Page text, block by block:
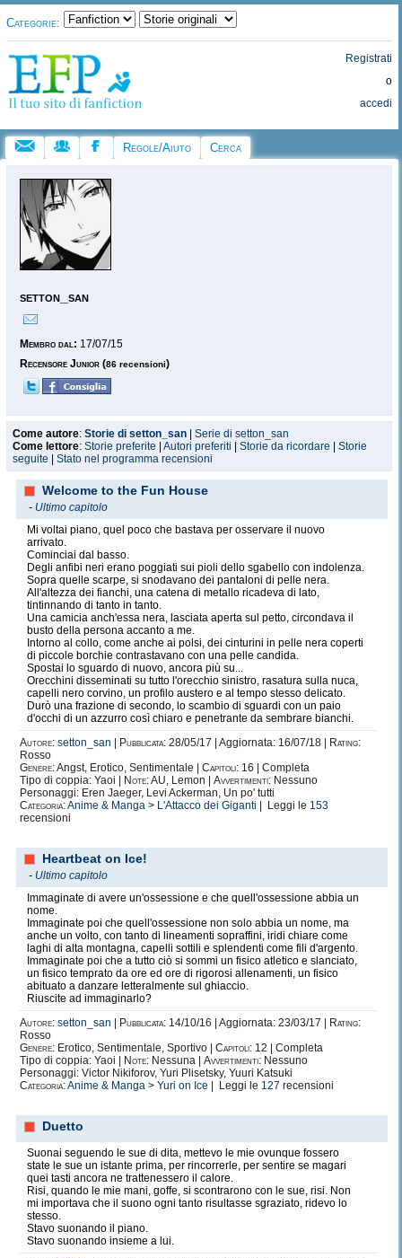
Categorie:
Registrati
o
accedi
Regole/Aiuto Cerca
setton_san
Membro dal: 17/07/15
Recensore Junior (86 recensioni)
Come autore: Storie di setton_san
Serie di setton_san
Come lettore: Storie preferite Autori preferiti Storie da ricordare
Storie
seguite
Stato nel programma recensioni
Welcome to the Fun House
- Ultimo capitolo
Mi voltai piano, quel poco che bastava per osservare il nuovo
arrivato.
Cominciai dal basso.
Degli anfibi neri erano poggiati sui pioli dello sgabello con indolenza.
Sopra quelle scarpe, si snodavano dei pantaloni di pelle nera.
All'altezza dei fianchi, una catena di metallo ricadeva di lato,
tintinnando di tanto in tanto.
Una camicia anch'essa nera, lasciata aperta sul petto, circondava il
busto della persona accanto a me.
Intorno al collo, come anche ai polsi, dei cinturini in pelle nera coperti
di piccole borchie contrastavano con una pelle candida.
Spostai lo sguardo di nuovo, ancora più su...
Orecchini disseminati su tutto l'orecchio sinistro, rasatura sulla nuca,
capelli nero corvino, un profilo austero e al tempo stesso delicato.
Durò una frazione di secondo, lo scambio di sguardi con un paio
d'occhi di un azzurro così chiaro e penetrante da sembrare bianchi.
Autore: setton_san Pubblicata: 28/05/17 | Aggiornata: 16/07/18 |
Rating:
Rosso
Genere:Angst, Erotico, Sentimentale | Capitoli: 16 | Completa
Tipo di coppia: Yaoi |
Note:AU, Lemon | Avvertimenti: Nessuno
Personaggi: Eren Jaeger, Levi Ackerman, Un po' tutti
Categoria:Anime & Manga > L'Attacco dei Giganti | Leggi le 153
recensioni
Heartbeat on Ice!
- Ultimo capitolo
Immaginate di avere un'ossessione e che quell'ossessione abbia un
nome.
Immaginate poi che quell'ossessione non solo abbia un nome, ma
anche un volto, con tanto di lineamenti sopraffini, iridi chiare come
laghi di alta montagna, capelli sottili e splendenti come fili d'argento.
Immaginate poi che a tutto ciò si sommi un fisico atletico e slanciato,
un fisico temprato da ore ed ore di rigorosi allenamenti, un fisico
abituato a danzare letteralmente sul ghiaccio.
Riuscite ad immaginarlo?
Autore: setton_san Pubblicata: 14/10/16 | Aggiornata: 23/03/17 |
Rating:
Rosso
Genere: Erotico, Sentimentale, Sportivo | Capitoli: 12 | Completa
Tipo di coppia: Yaoi |
Note: Nessuna | Avvertimenti: Nessuno
Personaggi: Victor Nikiforov, Yuri Plisetsky, Yuuri Katsuki
Categoria:Anime & Manga > Yuri on Ice | Leggi le 127 recensioni
Duetto
Suonai seguendo le sue di dita, mettevo le mie ovunque fossero
state le sue un istante prima, per rincorrerle, per sentire se magari
quei tasti ancora ne trattenessero il calore.
Risi, quando le mie mani, goffe, si scontrarono con le sue, risi. Non
mi importava che il suono ogni tanto risultasse sgraziato, ridevo lo
stesso.
Stavo suonando il piano.
Stavo suonando insieme a lui.